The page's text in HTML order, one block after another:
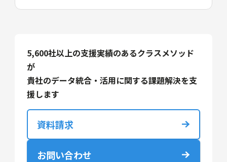
5,600社以上の支援実績のあるクラスメソッド
が
貴社のデータ統合・活用に関する課題解決を支
援します
資料請求
お問い合わせ